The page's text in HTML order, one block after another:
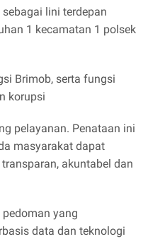
lini terdepan
1 kecamatan 1 polsek
Brimob, serta fungsi
korupsi
pelayanan. Penataan ini
masyarakat dapat
akuntabel dan
yang
data dan teknologi